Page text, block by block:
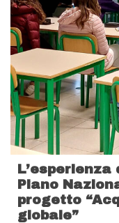
Piano
progetto
globale”